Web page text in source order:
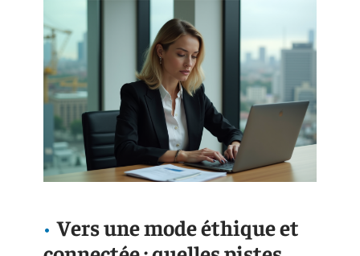
Vers une mode éthique et